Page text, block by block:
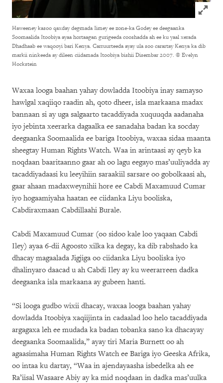
Click
Haweeney kasoo qaxday degmada Iimey ee zone-ka Godey ee deegaanka
Soomaalida Itoobiya ayaa hortaagan gurigeeda cooshadda ah ee ku yaal xerada
Dhadhaab ee waqooyi bari Kenya. Carruurteeda ayay ula soo carartay Kenya ka dib
markii ninkeeda ay dileen ciidamada Itoobiya bishii Disembar 2007. © Evelyn
Hockstein
Waxaa looga baahan yahay dowladda Itoobiya inay samayso
hawlgal xaqiiqo raadin ah, qoto dheer, isla markaana madax
bannaan si ay uga salgaarto tacaddiyada xuquuqda aadanaha
iyo jebinta xeerarka dagaalka ee sanadaha badan ka socday
deegaanka Soomaalida ee bariga Itoobiya, waxaa sidaa maanta
sheegtay Human Rights Watch. Waa in arintaasi ay qeyb ka
noqdaan baaritaanno gaar ah oo lagu eegayo mas’uuliyadda ay
tacaddiyadaasi ku leeyihiin saraakiil sarsare oo gobolkaasi ah,
gaar ahaan madaxweynihii hore ee Cabdi Maxamuud Cumar
iyo hogaamiyaha haatan ee ciidanka Liyu booliska,
Cabdiraxmaan Cabdillaahi Burale.
Cabdi Maxamuud Cumar (oo sidoo kale loo yaqaan Cabdi
Iley) ayaa 6-dii Agoosto xilka ka degay, ka dib rabshado ka
dhacay magaalada Jigjiga oo ciidanka Liyu booliska iyo
dhalinyaro daacad u ah Cabdi Iley ay ku weerarreen dadka
deegaanka isla markaana ay gubeen hanti.
“Si looga gudbo wixii dhacay, waxaa looga baahan yahay
dowladda Itoobiya xaqiijinta in cadaalad loo helo tacaddiyada
argagaxa leh ee mudada ka badan tobanka sano ka dhacayay
deegaanka Soomaalida,” ayay tiri Maria Burnett oo ah
agaasimaha Human Rights Watch ee Bariga iyo Geeska Afrika,
oo intaa ku dartay, “Waa in ajendayaasha isbedelka ah ee
Ra’iisal Wasaare Abiy ay ka mid noqdaan in dadka mas’uulka